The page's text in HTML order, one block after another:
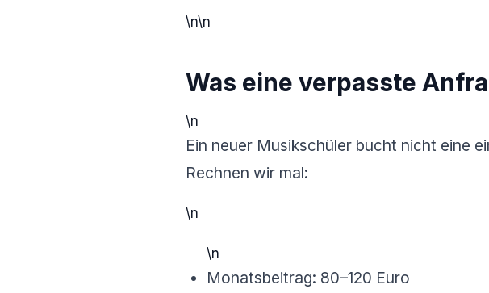
\n\n
Was eine verpasste
\n
Ein neuer Musikschüler bucht nicht eine
Rechnen wir mal:
\n
\n
Monatsbeitrag: 80–120 Euro